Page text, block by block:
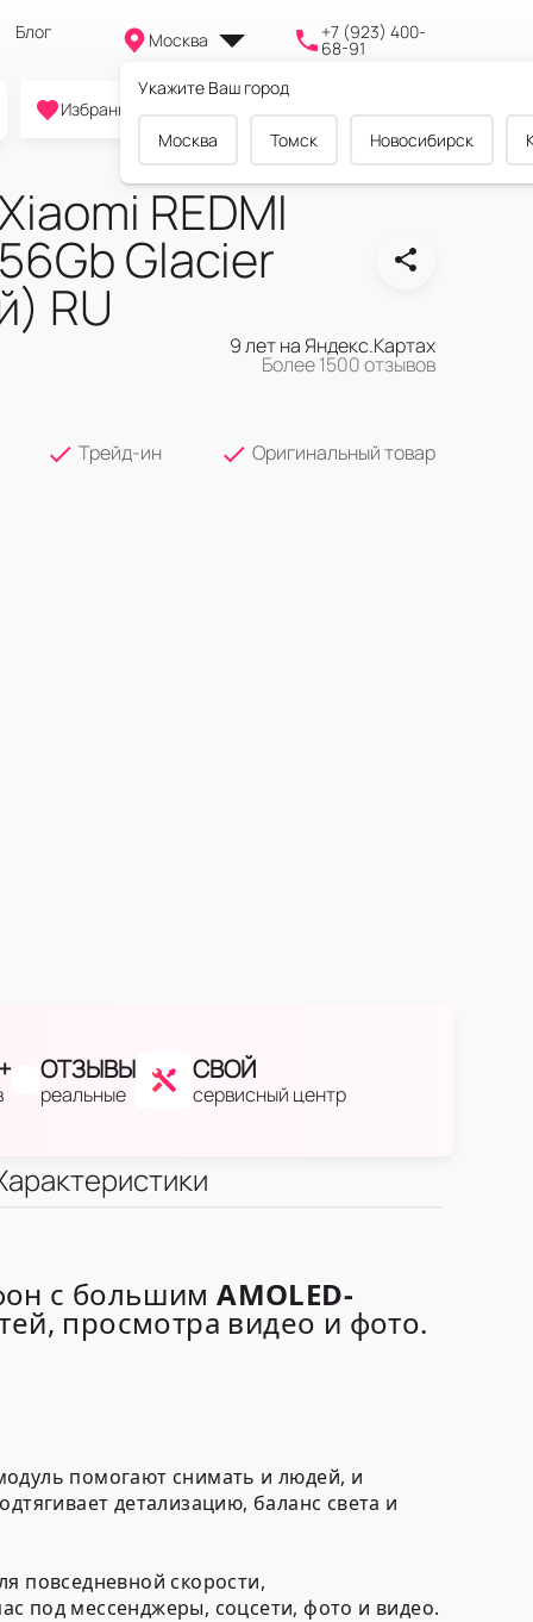
Блог Москва
Укажите Ваш город
Москва Томск Новосибирск
+7 (923) 400-
68-91
0
Избранное Cравнение Корзина
REDMI
Glacier
RU
9 лет на Яндекс.Картах
Более 1500 отзывов
Трейд-ин
Оригинальный товар
ОТЗЫВЫ
реальные
СВОЙ
сервисный центр
с большимAMOLED-
просмотра видео и фото.
помогают снимать и людей, и
детализацию, баланс света и
повседневной скорости,
под мессенджеры, соцсети, фото и видео.